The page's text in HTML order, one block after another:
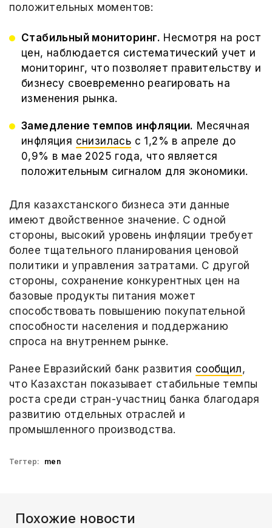
положительных моментов:
Стабильный мониторинг. Несмотря на рост
цен, наблюдается систематический учет и
мониторинг, что позволяет правительству и
бизнесу своевременно реагировать на
изменения рынка.
Замедление темпов инфляции. Месячная
инфляция снизилась с 1,2% в апреле до
0,9% в мае 2025 года, что является
положительным сигналом для экономики.
Для казахстанского бизнеса эти данные
имеют двойственное значение. С одной
стороны, высокий уровень инфляции требует
более тщательного планирования ценовой
политики и управления затратами. С другой
стороны, сохранение конкурентных цен на
базовые продукты питания может
способствовать повышению покупательной
способности населения и поддержанию
спроса на внутреннем рынке.
Ранее Евразийский банк развития сообщил,
что Казахстан показывает стабильные темпы
роста среди стран-участниц банка благодаря
развитию отдельных отраслей и
промышленного производства.
Тегтер: men
Похожие новости